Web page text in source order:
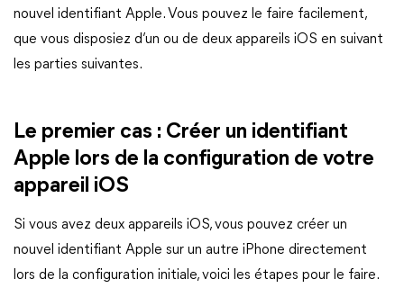
nouvel identifiant Apple. Vous pouvez le faire facilement,
que vous disposiez d’un ou de deux appareils iOS en suivant
les parties suivantes.
Le premier cas : Créer un identifiant
Apple lors de la configuration de votre
appareil iOS
Si vous avez deux appareils iOS, vous pouvez créer un
nouvel identifiant Apple sur un autre iPhone directement
lors de la configuration initiale, voici les étapes pour le faire.